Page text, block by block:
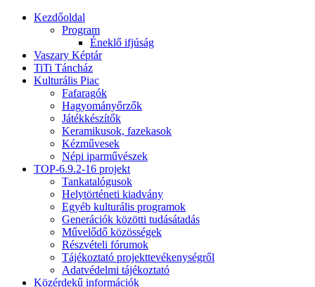
Kezdőoldal
Program
Éneklő ifjúság
Vaszary Képtár
TiTi Táncház
Kulturális Piac
Fafaragók
Hagyományőrzők
Játékkészítők
Keramikusok, fazekasok
Kézművesek
Népi iparművészek
TOP-6.9.2-16 projekt
Tankatalógusok
Helytörténeti kiadvány
Egyéb kulturális programok
Generációk közötti tudásátadás
Művelődő közösségek
Részvételi fórumok
Tájékoztató projekttevékenységről
Adatvédelmi tájékoztató
Közérdekű információk